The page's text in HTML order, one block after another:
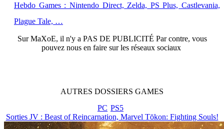
Hebdo Games : Nintendo Direct, Zelda, PS Plus, Castlevania,
Plague Tale, …
SurMaXoE, il n'y a PAS DE PUBLICITÉ Par contre, vous
pouvez nous en faire sur les réseaux sociaux
AUTRES DOSSIERS GAMES
PC PS5
Sorties JV : Beast of Reincarnation, Marvel Tōkon: Fighting Souls!